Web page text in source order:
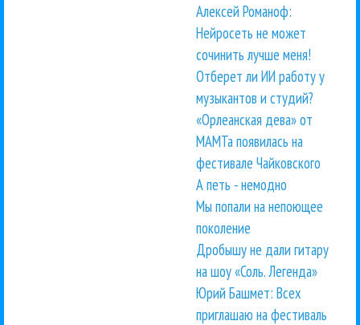
Алексей Романоф:
Нейросеть не может
сочинить лучше меня!
Отберет ли ИИ работу у
музыкантов и студий?
«Орлеанская дева» от
МАМТа появилась на
фестивале Чайковского
А петь - немодно
Мы попали на непоющее
поколение
Дробышу не дали гитару
на шоу «Соль. Легенда»
Юрий Башмет: Всех
приглашаю на фестиваль